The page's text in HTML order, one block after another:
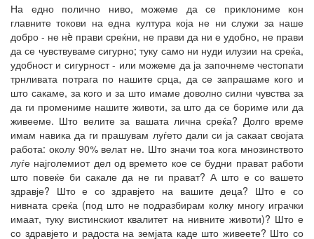
На едно полично ниво, можеме да се приклониме кон
главните токови на една култура која не ни служи за наше
добро - не нè прави среќни, не прави да ни е удобно, не прави
да се чувствуваме сигурно; туку само ни нуди илузии на среќа,
удобност и сигурност - или можеме да ја започнеме честопати
трнливата потрага по нашите срца, да се запрашаме кого и
што сакаме, за кого и за што имаме доволно силни чувства за
да ги промениме нашите животи, за што да се бориме или да
живееме. Што велите за вашата лична среќа? Долго време
имам навика да ги прашувам луѓето дали си ја сакаат својата
работа: околу 90% велат не. Што значи тоа кога мнозинството
луѓе најголемиот дел од времето кое се будни прават работи
што повеќе би сакале да не ги прават? А што е со вашето
здравје? Што е со здравјето на вашите деца? Што е со
нивната среќа (под што не подразбирам колку многу играчки
имаат, туку вистинскиот квалитет на нивните животи)? Што е
со здравјето и радоста на земјата каде што живеете? Што со